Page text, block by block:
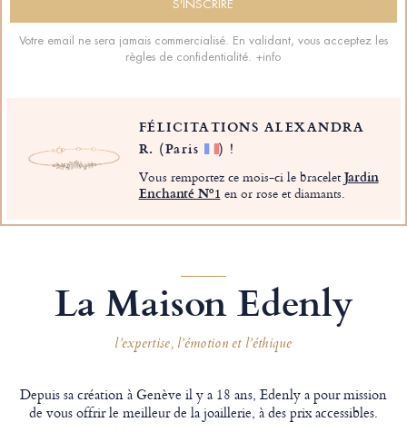
Votre email ne sera jamais commercialisé. En validant, vous acceptez les
règles de confidentialité. +info
FÉLICITATIONS ALEXANDRA
R. (Paris ) !
Vous remportez ce mois-ci le braceletJardin
Enchanté Nº1 en or rose et diamants.
La Maison Edenly
l’expertise, l’émotion et l’éthique
Depuis sa création à Genève il y a 18 ans, Edenly a pour mission
de vous offrir le meilleur de la joaillerie, à des prix accessibles.